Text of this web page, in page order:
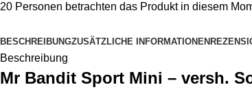
20 Personen betrachten das Produkt in diesem
BESCHREIBUNGZUSÄTZLICHE INFORMATIONEN
Beschreibung
Mr Bandit Sport Mini – versh.